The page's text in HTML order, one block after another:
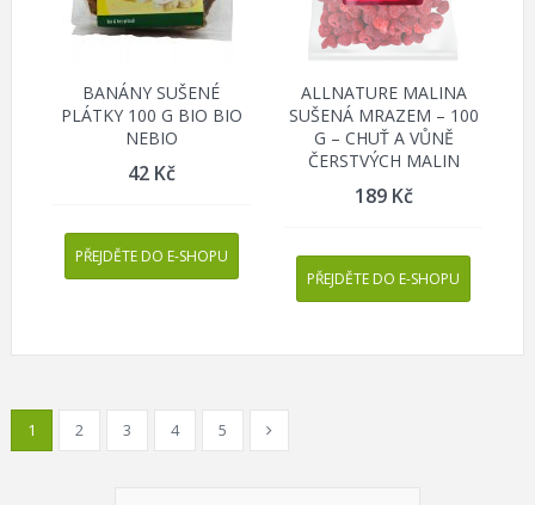
BANÁNY SUŠENÉ
PLÁTKY 100 G BIO BIO
NEBIO
42 Kč
PŘEJDĚTE DO E-SHOPU
ALLNATURE MALINA
SUŠENÁ MRAZEM – 100
G – CHUŤ A VŮNĚ
ČERSTVÝCH MALIN
189 Kč
PŘEJDĚTE DO E-SHOPU
1 2 3 4 5